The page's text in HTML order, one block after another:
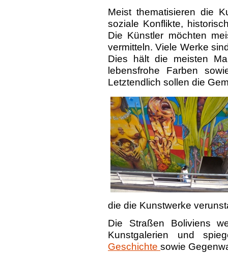
Meist thematisieren die
soziale Konflikte,
Die Künstler möchten
vermitteln. Viele Werke
Dies hält die meisten
lebensfrohe Farben
Letztendlich sollen die
die die Kunstwerke
Die Straßen Boliviens
Kunstgalerien und
Geschichte sowie